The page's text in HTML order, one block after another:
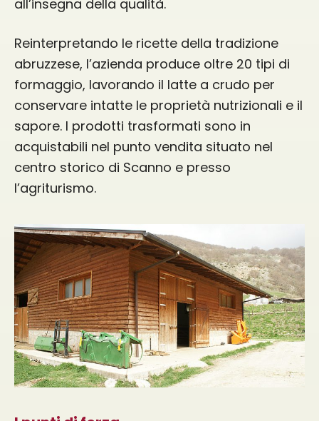
all’insegna della qualità.
Reinterpretando le ricette della tradizione
abruzzese, l’azienda produce oltre 20 tipi di
formaggio, lavorando il latte a crudo per
conservare intatte le proprietà nutrizionali e il
sapore. I prodotti trasformati sono in
acquistabili nel punto vendita situato nel
centro storico di Scanno e presso
l’agriturismo.